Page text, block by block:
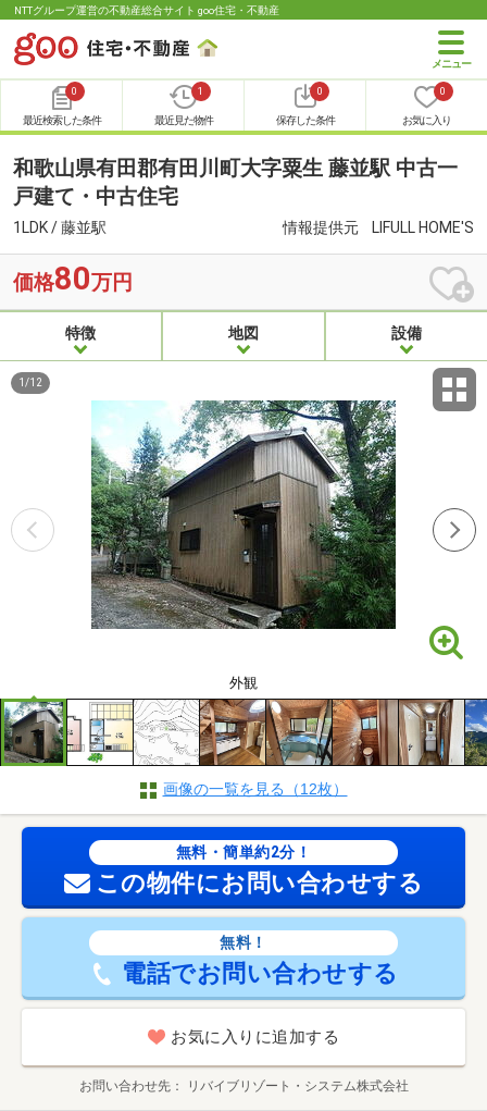
NTTグループ運営の不動産総合サイト goo住宅・不動産
0
最近検索した条件
1
最近見た物件
0
保存した条件
0
お気に入り
和歌山県有田郡有田川町大字粟生 藤並駅 中古一
戸建て・中古住宅
1LDK / 藤並駅 情報提供元 LIFULL HOME'S
価格80万円
特徴 地図 設備
外観
1 /12
画像の一覧を見る（12枚）
無料・簡単約2分！
この物件にお問い合わせする
無料！
電話でお問い合わせする
お気に入りに追加する
お問い合わせ先 リバイブリゾート・システム株式会社